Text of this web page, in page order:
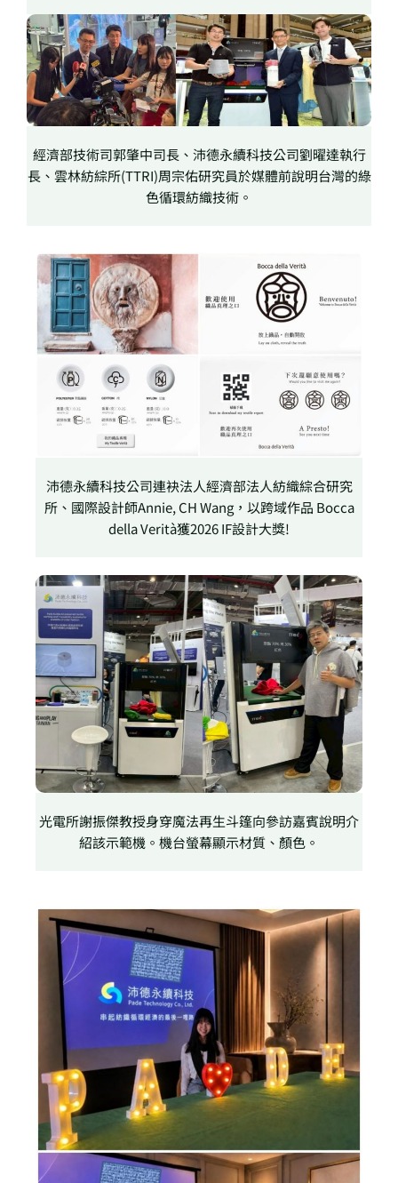
經濟部技術司郭肇中司長、沛德永續科技公司劉曜達執行
長、雲林紡綜所(TTRI)周宗佑研究員於媒體前說明台灣的綠
色循環紡織技術。
沛德永續科技公司連袂法人經濟部法人紡織綜合研究
所、國際設計師Annie, CH Wang，以跨域作品 Bocca
della Verità獲2026 IF設計大獎!
光電所謝振傑教授身穿魔法再生斗篷向參訪嘉賓說明介
紹該示範機。機台螢幕顯示材質、顏色。